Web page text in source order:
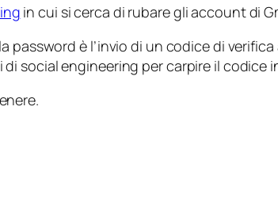
in cui si cerca di rubare gli account di
password è l’invio di un codice di
di social engineering per carpire il codice